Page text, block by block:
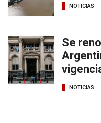
NOTICIAS
Se
NOTICIAS